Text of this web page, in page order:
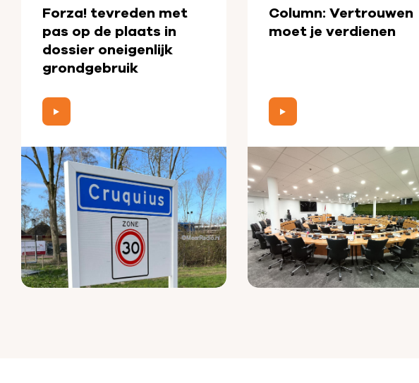
Forza! tevreden met
pas op de plaats in
dossier oneigenlijk
grondgebruik
Column: Vertrouwen
moet je verdienen